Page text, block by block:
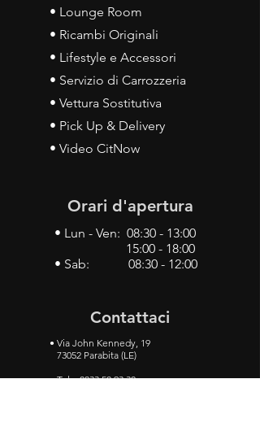
• Lounge Room
• Ricambi Originali
• Lifestyle e Accessori
• Servizio di Carrozzeria
• Vettura Sostitutiva
• Pick Up & Delivery
• Video CitNow
Orari d'apertura
• Lun - Ven: 08:30 - 13:00
15:00 - 18:00
• Sab: 08:30 - 12:00
Contattaci
• Via John Kennedy, 19
73052 Parabita (LE)
• Tel:0833 50 93 30